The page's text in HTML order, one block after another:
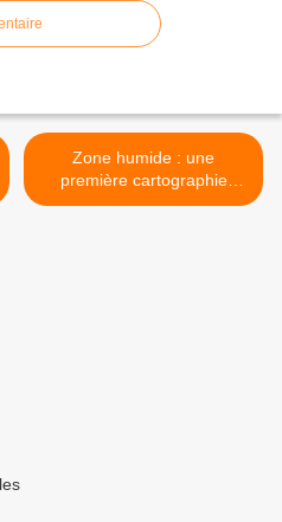
Zone humide : une
première cartographie
mondiale inquiétante >